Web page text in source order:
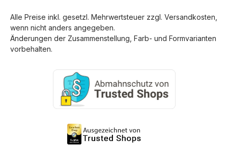
Alle Preise inkl. gesetzl. Mehrwertsteuer zzgl. Versandkosten
wenn nicht anders angegeben.
Änderungen der Zusammenstellung, Farb- und Formvarianten
vorbehalten.